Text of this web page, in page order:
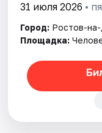
31 июля 2026 •
Город: Ростов-
Площадка: